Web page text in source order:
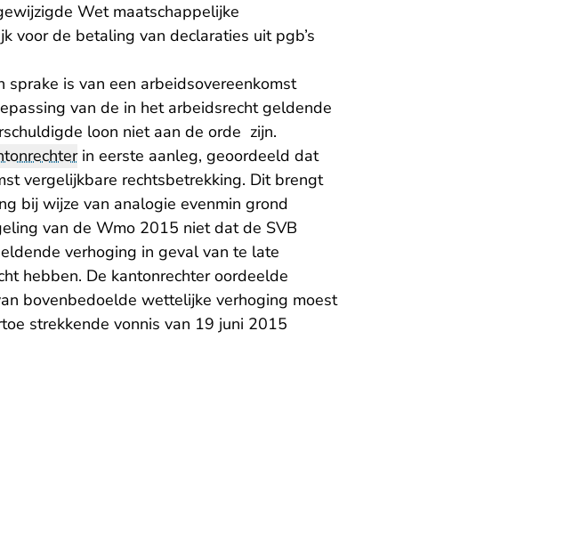
Wet maatschappelijke
de betaling van declaraties uit pgb’s
sprake is van een arbeidsovereenkomst
van de in het arbeidsrecht geldende
loon niet aan de orde zijn.
in eerste aanleg, geoordeeld dat
vergelijkbare rechtsbetrekking. Dit brengt
bij wijze van analogie evenmin grond
van de Wmo 2015 niet dat de SVB
verhoging in geval van te late
hebben. De kantonrechter oordeelde
bovenbedoelde wettelijke verhoging moest
strekkende vonnis van 19 juni 2015